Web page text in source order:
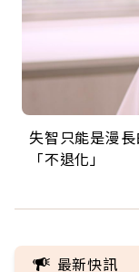
失智只能是漫
「不退化」
來自剛果的巧
的家，我連作
63歲卸矽谷副
丑」走進安養
104歲打破金氏
手，分享長壽
事業巔峰他選
巨蛋！連CNN都
最新快訊